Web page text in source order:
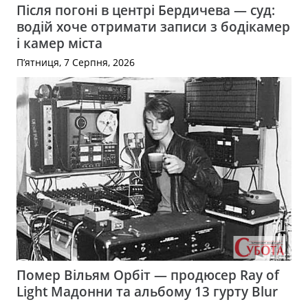
Після погоні в центрі Бердичева — суд:
водій хоче отримати записи з бодікамер
і камер міста
П’ятниця, 7 Серпня, 2026
Помер Вільям Орбіт — продюсер Ray of
Light Мадонни та альбому 13 гурту Blur